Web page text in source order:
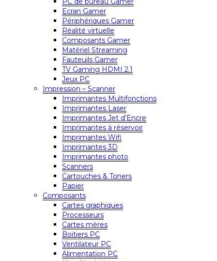
Ecran Gamer
Périphériques Gamer
Réalité virtuelle
Composants Gamer
Matériel Streaming
Fauteuils Gamer
TV Gaming HDMI 2.1
Jeux PC
Impression – Scanner
Imprimantes Multifonctions
Imprimantes Laser
Imprimantes Jet d’Encre
Imprimantes à réservoir
Imprimantes Wifi
Imprimantes 3D
Imprimantes photo
Scanners
Cartouches & Toners
Papier
Composants
Cartes graphiques
Processeurs
Cartes mères
Boitiers PC
Ventilateur PC
Alimentation PC